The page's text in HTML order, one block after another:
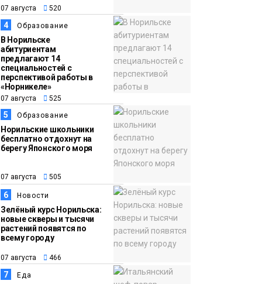
13:59
07 августа
Новости
«Домик Хоббитов» и
«Самолёт в облаках»
появятся в Кайеркане
07 августа 520
4 Образование
В Норильске
абитуриентам
предлагают 14
специальностей с
перспективой работы в
«Норникеле»
07 августа 525
5 Образование
Норильские школьники
бесплатно отдохнут на
берегу Японского моря
07 августа 505
6 Новости
Зелёный курс Норильска:
новые скверы и тысячи
растений появятся по
всему городу
07 августа 466
7 Еда